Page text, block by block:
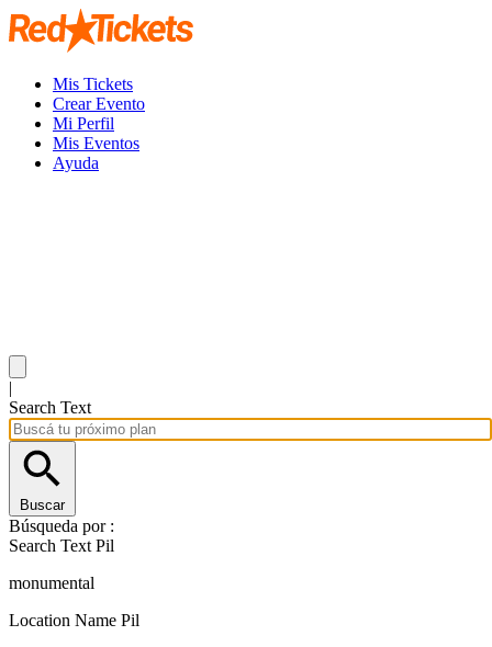
Mis Tickets
Crear Evento
Mi Perfil
Mis Eventos
Ayuda
|
Search Text
Buscar
Búsqueda por :
Search Text Pil
monumental
Location Name Pil